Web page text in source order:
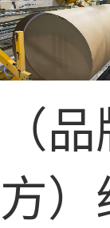
（
方）